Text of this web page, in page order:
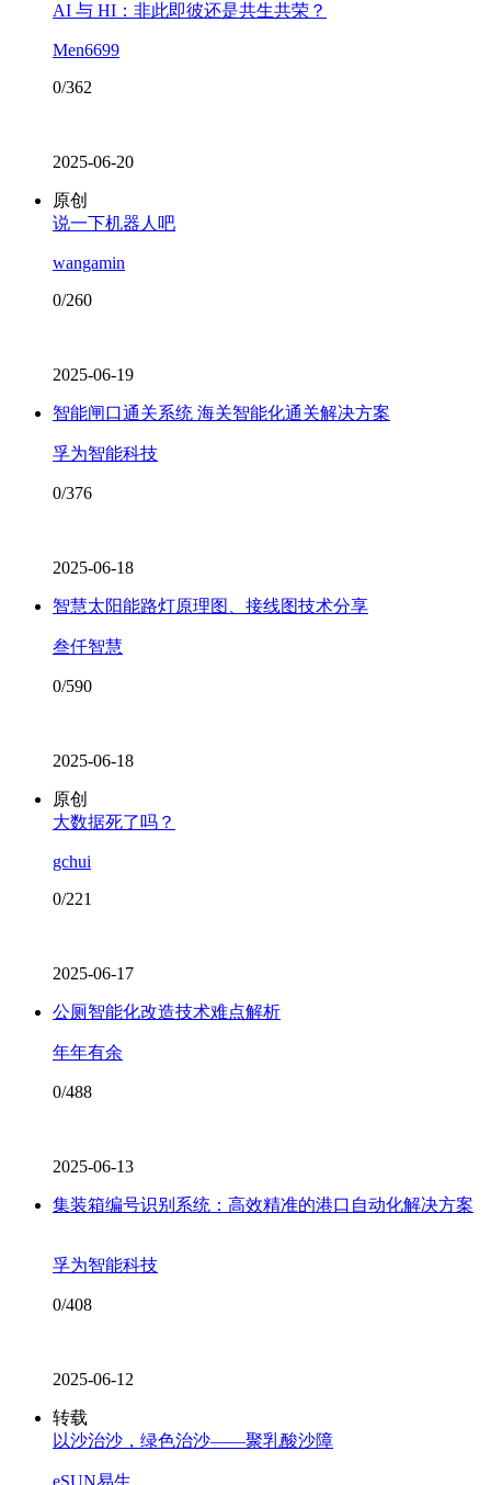
AI 与 HI：非此即彼还是共生共荣？
Men6699
0/362
2025-06-20
原创
说一下机器人吧
wangamin
0/260
2025-06-19
智能闸口通关系统 海关智能化通关解决方案
孚为智能科技
0/376
2025-06-18
智慧太阳能路灯原理图、接线图技术分享
叁仟智慧
0/590
2025-06-18
原创
大数据死了吗？
gchui
0/221
2025-06-17
公厕智能化改造技术难点解析
年年有余
0/488
2025-06-13
集装箱编号识别系统：高效精准的港口自动化解决方案
孚为智能科技
0/408
2025-06-12
转载
以沙治沙，绿色治沙——聚乳酸沙障
eSUN易生